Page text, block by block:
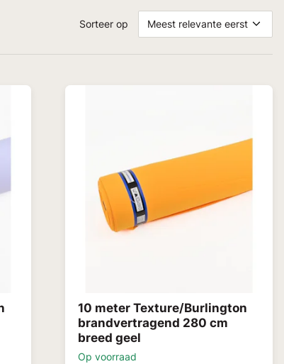
Sorteer op Meest relevante eerst
10 meter Texture/Burlington
brandvertragend 280 cm
breed geel
Op voorraad